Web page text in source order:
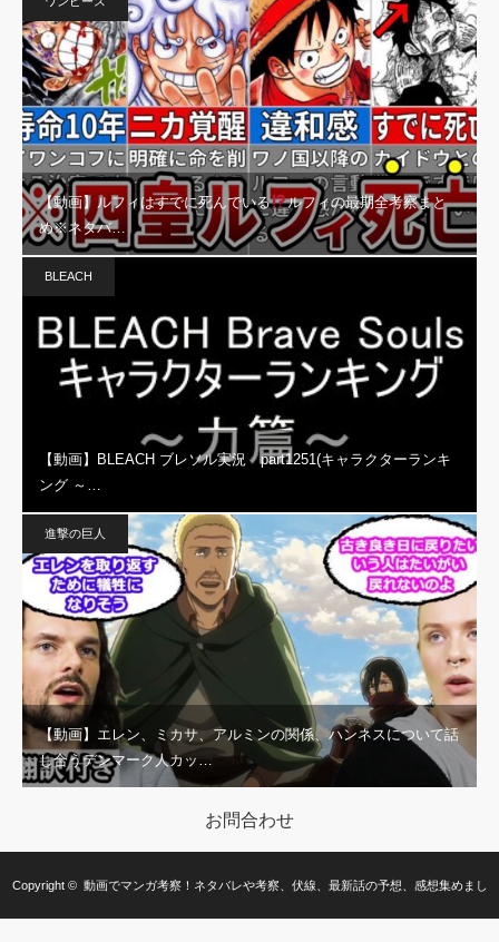
【動画】ルフィはすでに死んでいる
ルフィの最期全考察まと
め※ネタバ…
BLEACH
【動画】BLEACH ブレソル実況 part1251(キャラクターランキ
ング ～…
進撃の巨人
【動画】エレン、ミカサ、アルミンの関係、ハンネスについて話
し合うデンマーク人カッ…
お問合わせ
Copyright © 動画でマンガ考察！ネタバレや考察、伏線、最新話の予想、感想集めまし